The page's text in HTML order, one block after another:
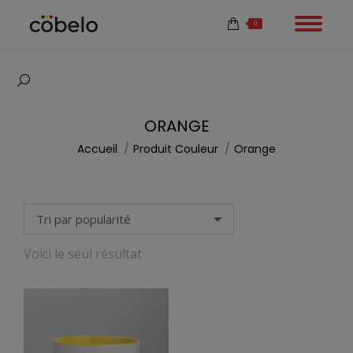
Recherche
0
ORANGE
Vous êtes ici :
Accueil Produit Couleur Orange
Voici le seul résultat